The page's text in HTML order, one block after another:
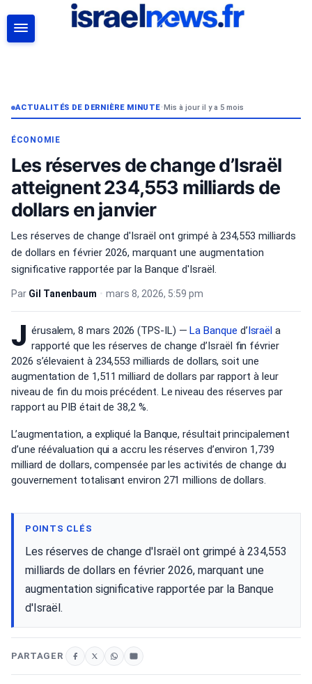
ACTUALITÉS DE DERNIÈRE MINUTE•Mis à jour il y a 5 mois
ÉCONOMIE
Les réserves de change d’Israël
atteignent 234,553 milliards de
dollars en janvier
Les réserves de change d'Israël ont grimpé à 234,553 milliards
de dollars en février 2026, marquant une augmentation
significative rapportée par la Banque d'Israël.
Par Gil Tanenbaum • mars 8, 2026, 5:59 pm
J érusalem, 8 mars 2026 (TPS-IL) —La Banque d’Israël a
rapporté que les réserves de change d’Israël fin février
2026 s’élevaient à 234,553 milliards de dollars, soit une
augmentation de 1,511 milliard de dollars par rapport à leur
niveau de fin du mois précédent. Le niveau des réserves par
rapport au PIB était de 38,2 %.
L’augmentation, a expliqué la Banque, résultait principalement
d’une réévaluation qui a accru les réserves d’environ 1,739
milliard de dollars, compensée par les activités de change du
gouvernement totalisant environ 271 millions de dollars.
POINTS CLÉS
Les réserves de change d'Israël ont grimpé à 234,553
milliards de dollars en février 2026, marquant une
augmentation significative rapportée par la Banque
d'Israël.
PARTAGER